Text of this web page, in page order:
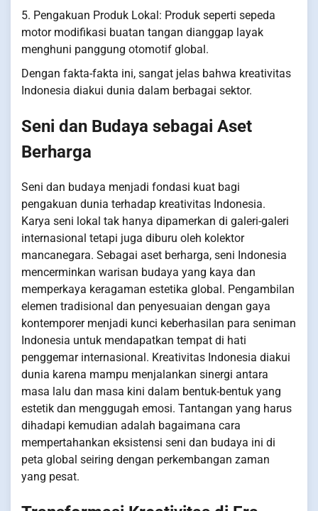
5. Pengakuan Produk Lokal: Produk seperti sepeda
motor modifikasi buatan tangan dianggap layak
menghuni panggung otomotif global.
Dengan fakta-fakta ini, sangat jelas bahwa kreativitas
Indonesia diakui dunia dalam berbagai sektor.
Seni dan Budaya sebagai Aset
Berharga
Seni dan budaya menjadi fondasi kuat bagi
pengakuan dunia terhadap kreativitas Indonesia.
Karya seni lokal tak hanya dipamerkan di galeri-galeri
internasional tetapi juga diburu oleh kolektor
mancanegara. Sebagai aset berharga, seni Indonesia
mencerminkan warisan budaya yang kaya dan
memperkaya keragaman estetika global. Pengambilan
elemen tradisional dan penyesuaian dengan gaya
kontemporer menjadi kunci keberhasilan para seniman
Indonesia untuk mendapatkan tempat di hati
penggemar internasional. Kreativitas Indonesia diakui
dunia karena mampu menjalankan sinergi antara
masa lalu dan masa kini dalam bentuk-bentuk yang
estetik dan menggugah emosi. Tantangan yang harus
dihadapi kemudian adalah bagaimana cara
mempertahankan eksistensi seni dan budaya ini di
peta global seiring dengan perkembangan zaman
yang pesat.